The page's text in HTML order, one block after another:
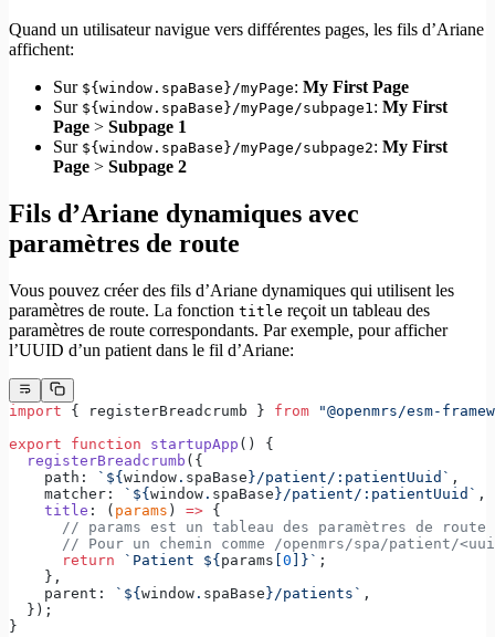
Quand un utilisateur navigue vers différentes pages, les fils d’Ariane
affichent:
Sur ${window.spaBase}/myPage: My First Page
Sur ${window.spaBase}/myPage/subpage1: My First
Page > Subpage 1
Sur ${window.spaBase}/myPage/subpage2: My First
Page > Subpage 2
Fils d’Ariane dynamiques avec
paramètres de route
Vous pouvez créer des fils d’Ariane dynamiques qui utilisent les
paramètres de route. La fonction title reçoit un tableau des
paramètres de route correspondants. Par exemple, pour afficher
l’UUID d’un patient dans le fil d’Ariane:
import { registerBreadcrumb } from "@openmrs/esm-
export function startupApp () {
  registerBreadcrumb
({
    path:
`${ window . spaBase }/patient/:patientUuid` ,
    matcher:
`${ window . spaBase }/patient/:patientUuid` ,
    title
: ( params ) => {
// params est un tableau des paramètres de route
// Pour un chemin comme /openmrs/spa/patient/
      return
`Patient ${ params 0 }` ;
    },
    parent:
`${ window . spaBase }/patients` ,
  });
}